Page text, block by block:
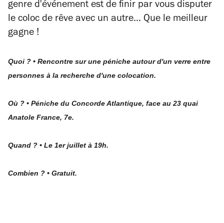
genre d'événement est de finir par vous disputer
le coloc de rêve avec un autre... Que le meilleur
gagne !
Quoi ? • Rencontre sur une péniche autour d'un verre entre
personnes à la recherche d'une colocation.
Où ? • Péniche du Concorde Atlantique, face au 23 quai
Anatole France, 7e.
Quand ? • Le 1er juillet à 19h.
Combien ? • Gratuit.